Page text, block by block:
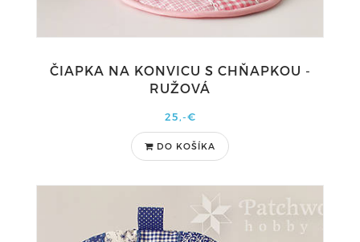
ČIAPKA NA KONVICU S CHŇAPKOU -
RUŽOVÁ
25,-€
DO KOŠÍKA